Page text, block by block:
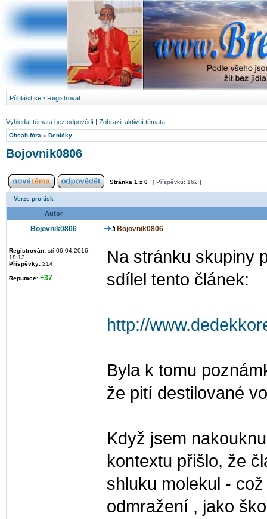
Přihlásit se • Registrovat
Vyhledat témata bez odpovědí | Zobrazit aktivní témata
Obsah fóra » Deníčky
Bojovnik0806
Stránka 1 z 6 [ Příspěvků: 162 ]
Verze pro tisk
Autor
Bojovnik0806 Bojovnik0806
Registrován: stř 06.04.2016,
18:13
Příspěvky: 214
Reputace: +37
Na stránku skupiny
sdílel tento článek:
http://
Byla k tomu
že pití destilované
Když jsem
kontextu přišlo, že
shluku molekul -
odmražení , jako